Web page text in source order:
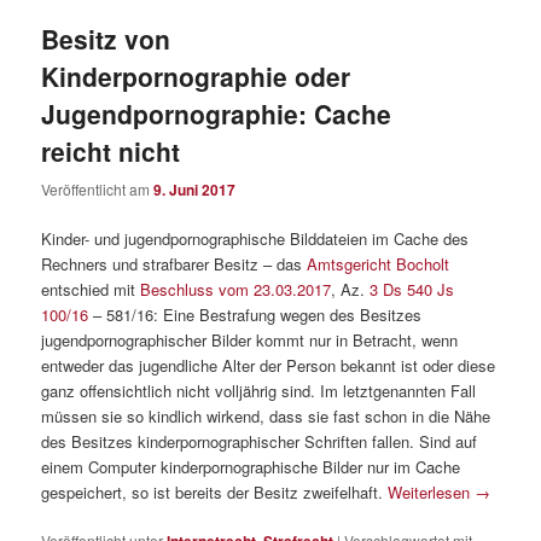
Besitz von
Kinderpornographie oder
Jugendpornographie: Cache
reicht nicht
Veröffentlicht am9. Juni 2017
Kinder- und jugendpornographische Bilddateien im Cache des
Rechners und strafbarer Besitz – dasAmtsgericht Bocholt
entschied mit Beschluss vom 23.03.2017, Az.3 Ds 540 Js
100/16 – 581/16: Eine Bestrafung wegen des Besitzes
jugendpornographischer Bilder kommt nur in Betracht, wenn
entweder das jugendliche Alter der Person bekannt ist oder diese
ganz offensichtlich nicht volljährig sind. Im letztgenannten Fall
müssen sie so kindlich wirkend, dass sie fast schon in die Nähe
des Besitzes kinderpornographischer Schriften fallen. Sind auf
einem Computer kinderpornographische Bilder nur im Cache
gespeichert, so ist bereits der Besitz zweifelhaft.Weiterlesen →